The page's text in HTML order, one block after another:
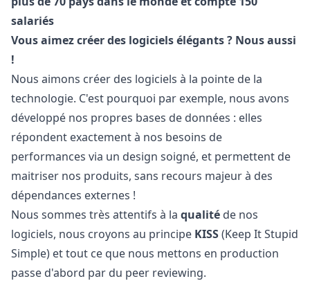
salariés
Vous aimez créer des logiciels élégants ? Nous aussi
!
Nous aimons créer des logiciels à la pointe de la
technologie. C'est pourquoi par exemple, nous avons
développé nos propres bases de données : elles
répondent exactement à nos besoins de
performances via un design soigné, et permettent de
maitriser nos produits, sans recours majeur à des
dépendances externes !
Nous sommes très attentifs à la qualité de nos
logiciels, nous croyons au principe KISS(Keep It Stupid
Simple) et tout ce que nous mettons en production
passe d'abord par du peer reviewing.